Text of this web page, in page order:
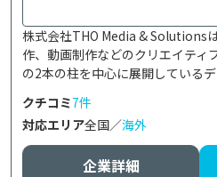
株式会社THO Media & Solutions
作、動画制作などのクリエイティ
の2本の柱を中心に展開している
クチコミ7件
対応エリア全国／海外
企業詳細